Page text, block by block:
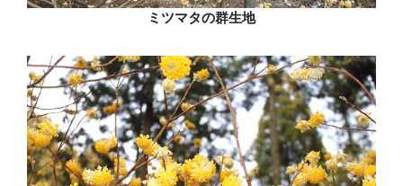
ミツマタの群生地